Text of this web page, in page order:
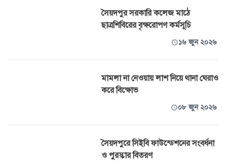
সৈয়দপুর সরকারি কলেজ মাঠে
ছাত্রশিবিরের বৃক্ষরোপণ কর্মসূচি
১৬ জুন ২০২৬
মামলা না নেওয়ায় লাশ নিয়ে থানা ঘেরাও
করে বিক্ষোভ
০৮ জুন ২০২৬
সৈয়দপুরে সিইবি ফাউন্ডেশনের সংবর্ধনা
ও পুরস্কার বিতরণ